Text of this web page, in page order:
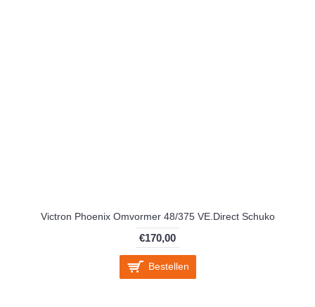
Victron Phoenix Omvormer 48/375 VE.Direct Schuko
€170,00
Bestellen